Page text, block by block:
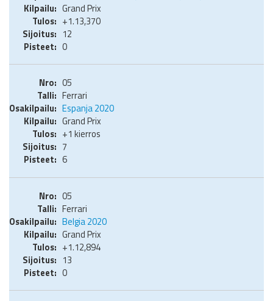
Grand Prix
+1.13,370
12
0
05
Ferrari
Espanja 2020
Grand Prix
+1 kierros
7
6
05
Ferrari
Belgia 2020
Grand Prix
+1.12,894
13
0